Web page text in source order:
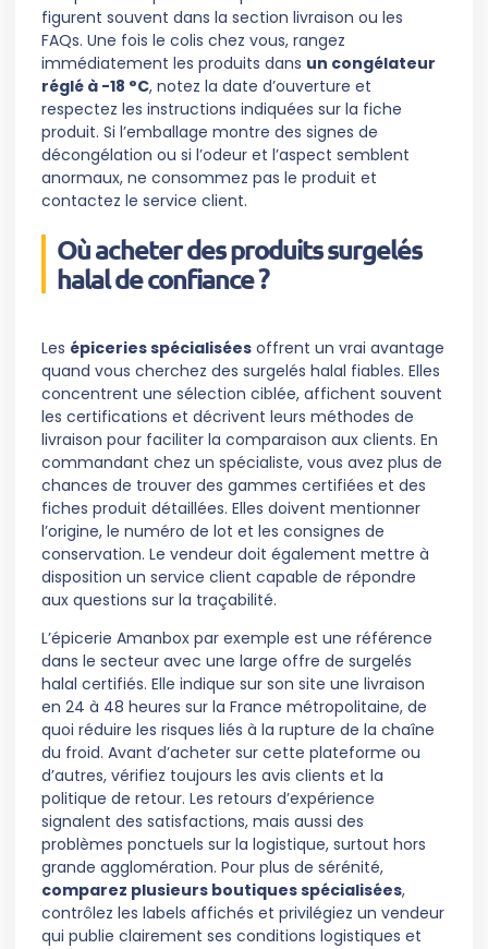
figurent souvent dans la section livraison ou les
FAQs. Une fois le colis chez vous, rangez
immédiatement les produits dans un congélateur
réglé à -18 °C, notez la date d’ouverture et
respectez les instructions indiquées sur la fiche
produit. Si l’emballage montre des signes de
décongélation ou si l’odeur et l’aspect semblent
anormaux, ne consommez pas le produit et
contactez le service client.
Où acheter des produits surgelés
halal de confiance ?
Les épiceries spécialisées offrent un vrai avantage
quand vous cherchez des surgelés halal fiables. Elles
concentrent une sélection ciblée, affichent souvent
les certifications et décrivent leurs méthodes de
livraison pour faciliter la comparaison aux clients. En
commandant chez un spécialiste, vous avez plus de
chances de trouver des gammes certifiées et des
fiches produit détaillées. Elles doivent mentionner
l’origine, le numéro de lot et les consignes de
conservation. Le vendeur doit également mettre à
disposition un service client capable de répondre
aux questions sur la traçabilité.
L’épicerie Amanbox par exemple est une référence
dans le secteur avec une large offre de surgelés
halal certifiés. Elle indique sur son site une livraison
en 24 à 48 heures sur la France métropolitaine, de
quoi réduire les risques liés à la rupture de la chaîne
du froid. Avant d’acheter sur cette plateforme ou
d’autres, vérifiez toujours les avis clients et la
politique de retour. Les retours d’expérience
signalent des satisfactions, mais aussi des
problèmes ponctuels sur la logistique, surtout hors
grande agglomération. Pour plus de sérénité,
comparez plusieurs boutiques spécialisées,
contrôlez les labels affichés et privilégiez un vendeur
qui publie clairement ses conditions logistiques et